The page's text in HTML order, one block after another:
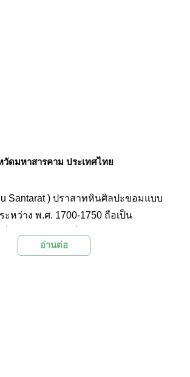
ดมหาสารคาม ประเทศไทย
Santarat ) ปราสาทหินศิลปะขอมแบบ
าง พ.ศ. 1700-1750 ถือเป็น
สร้างขึ้นเพื่อเป็นโรคยาศาลหรือโรง
อ่านต่อ